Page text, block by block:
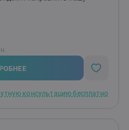
более быстрый и
и проработаем травмы. Я
и каждого
мне обращается клиент и
техники для работы
консультацию бесплатно